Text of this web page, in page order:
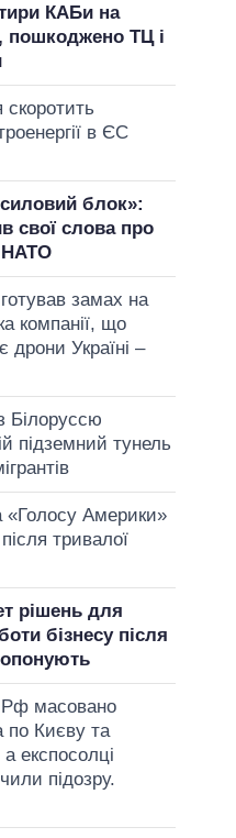
КАБи на
пошкоджено ТЦ і
в ЄС
блок»:
свої слова про
НАТО
замах на
компанії, що
дрони Україні –
Білоруссю
підземний тунель
«Голосу Америки»
тривалої
рішень для
бізнесу після
Рф масовано
по Києву та
а експосолці
підозру.